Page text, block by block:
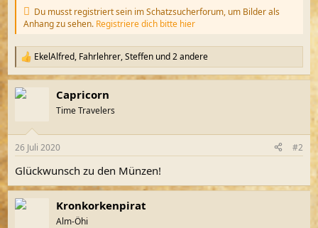
Du musst registriert sein im Schatzsucherforum, um Bilder als
Anhang zu sehen. Registriere dich bitte hier
R
e
a
k
e
:
EkelAlfred, Fahrlehrer,Steffen und 2 andere
Capricorn
Time Travelers
26 Juli 2020 #2
Glückwunsch zu den Münzen!
Kronkorkenpirat
Alm-Öhi